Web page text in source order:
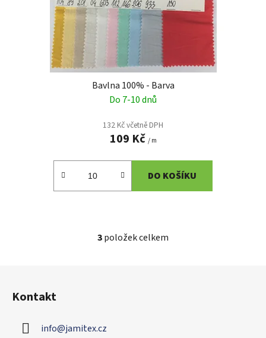
Bavlna 100% - Barva
Do 7-10 dnů
132 Kč včetně DPH
109 Kč / m
DO KOŠÍKU
O
3položek celkem
Kontakt
info@jamitex.cz